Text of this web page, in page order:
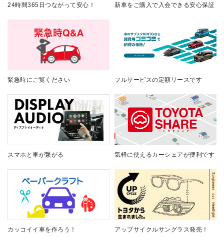
24時間365日つながって安心！ 新車をご購入で入会できる安心保証
緊急時にご覧ください フルサービスの定額リースです
スマホと車が繋がる 気軽に使えるカーシェアが便利です
カッコイイ車を作ろう！ アップサイクルサングラス発売！